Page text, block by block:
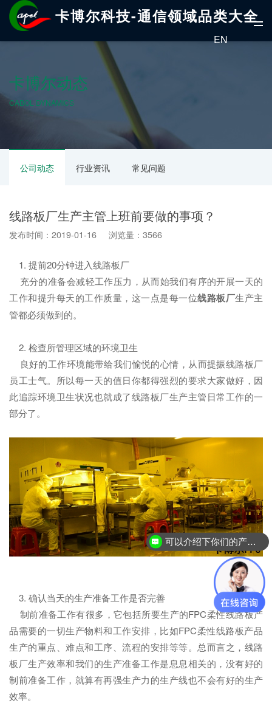
卡博尔科技-通信领域品类大全
EN
卡博尔动态
CABOL DYNAMICS
公司动态 行业资讯 常见问题
线路板厂生产主管上班前要做的事项？
发布时间：2019-01-16 浏览量：3566
1. 提前20分钟进入线路板厂
充分的准备会减轻工作压力，从而始我们有序的开展一天的
工作和提升每天的工作质量，这一点是每一位线路板厂生产主
管都必须做到的。
2. 检查所管理区域的环境卫生
良好的工作环境能带给我们愉悦的心情，从而提振线路板厂
员工士气。所以每一天的值日你都得强烈的要求大家做好，因
此追踪环境卫生状况也就成了线路板厂生产主管日常工作的一
部分了。
3. 确认当天的生产准备工作是否完善
制前准备工作有很多，它包括所要生产的FPC柔性线路板产
品需要的一切生产物料和工作安排，比如FPC柔性线路板产品
生产的重点、难点和工序、流程的安排等等。总而言之，线路
板厂生产效率和我们的生产准备工作是息息相关的，没有好的
制前准备工作，就算有再强生产力的生产线也不会有好的生产
效率。
可以介绍下你们的产品么？
你们是怎么收费的呢？